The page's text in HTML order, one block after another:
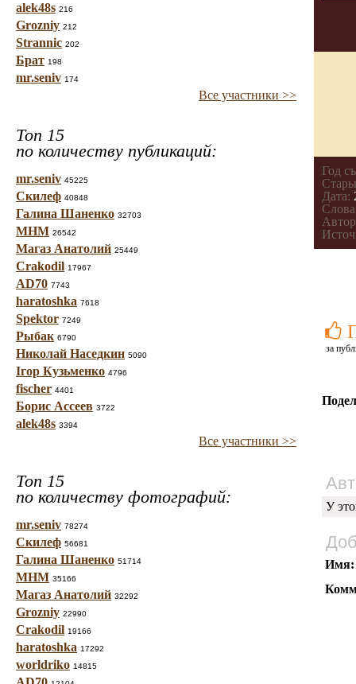
alek48s 216
Grozniy 212
Strannic 202
Брат 198
mr.seniv 174
Все участники >>
Топ 15
по количеству публикаций:
mr.seniv 45225
Скилеф 40848
Галина Шаненко 32703
МНМ 26542
Магаз Анатолий 25449
Crakodil 17967
AD70 7743
haratoshka 7618
Spektor 7249
Рыбак 6790
Николай Наседкин 5090
Ігор Кузьменко 4796
fischer 4401
Борис Ассеев 3722
alek48s 3394
Все участники >>
Топ 15
по количеству фотографий:
mr.seniv 78274
Скилеф 56681
Галина Шаненко 51714
МНМ 35166
Магаз Анатолий 32292
Grozniy 22990
Crakodil 19166
haratoshka 17292
worldriko 14815
Год
Дата:
за
У
Имя: